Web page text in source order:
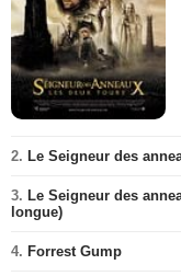
2. Le Seigneur des
3. Le Seigneur des
longue)
4. Forrest Gump